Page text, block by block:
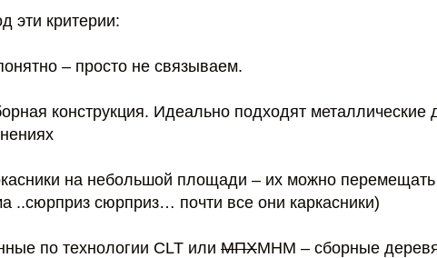
эти критерии:
– просто не связываем.
конструкция. Идеально подходят металлические
на небольшой площади – их можно перемещать
..сюрприз сюрприз… почти все они каркасники)
по технологии CLT или МПХMHM – сборные